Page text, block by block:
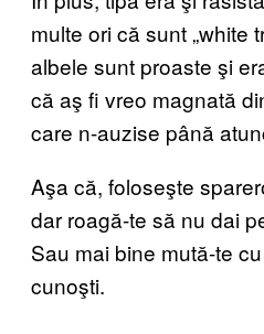
multe ori că sunt „white
albele sunt proaste şi
că aş fi vreo magnată
care n-auzise până
Aşa că, foloseşte
dar roagă-te să nu dai
Sau mai bine mută-te
cunoşti.